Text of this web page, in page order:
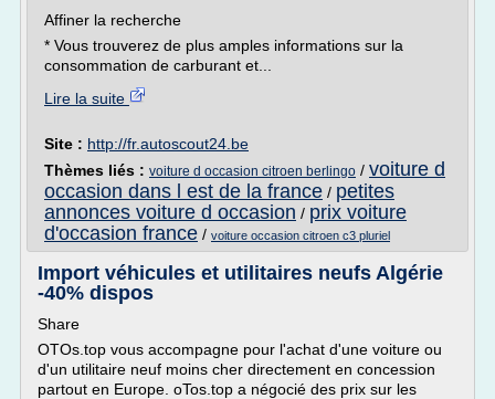
Affiner la recherche
* Vous trouverez de plus amples informations sur la
consommation de carburant et...
Lire la suite
Site : http://fr.autoscout24.be
Thèmes liés : voiture d occasion citroen berlingo / voiture d
occasion dans l est de la france / petites
annonces voiture d occasion / prix voiture
d'occasion france / voiture occasion citroen c3 pluriel
Import véhicules et utilitaires neufs Algérie
-40% dispos
Share
OTOs.top vous accompagne pour l'achat d'une voiture ou
d'un utilitaire neuf moins cher directement en concession
partout en Europe. oTos.top a négocié des prix sur les